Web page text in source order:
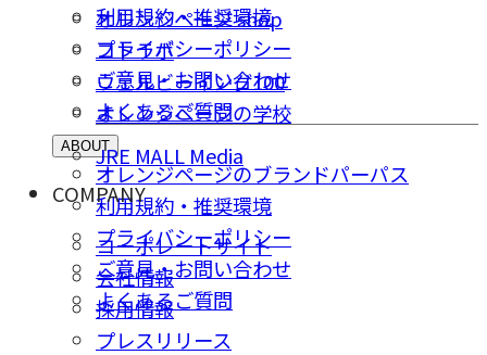
オレンジページ shop
コトラボ
ウェルビーイング100
オレンジページの学校
JRE MALL Media
利用規約・推奨環境
プライバシーポリシー
ご意⾒・お問い合わせ
よくあるご質問
ABOUT
オレンジページのブランドパーパス
利用規約・推奨環境
プライバシーポリシー
ご意⾒・お問い合わせ
よくあるご質問
COMPANY
コーポレートサイト
会社情報
採⽤情報
プレスリリース